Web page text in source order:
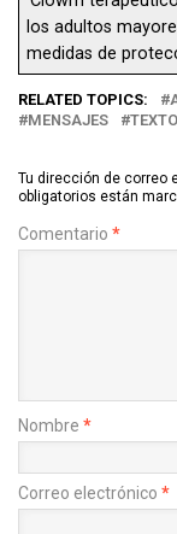
los adultos
medidas de
RELATED TOPICS:
MENSAJES
TEXTO
Tu dirección de correo
obligatorios están
Comentario *
Nombre *
Correo electrónico *